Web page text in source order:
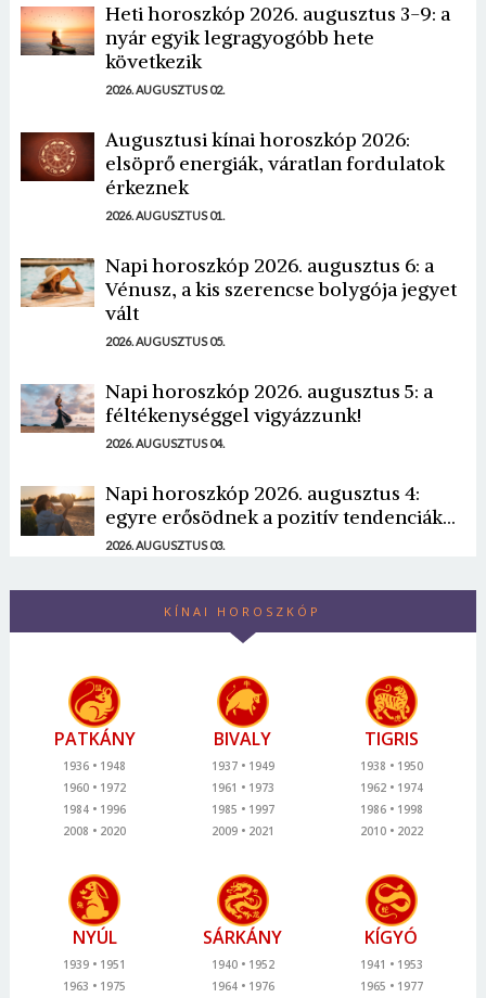
Heti horoszkóp 2026. augusztus 3-9: a
nyár egyik legragyogóbb hete
következik
2026. AUGUSZTUS 02.
Augusztusi kínai horoszkóp 2026:
elsöprő energiák, váratlan fordulatok
érkeznek
2026. AUGUSZTUS 01.
Napi horoszkóp 2026. augusztus 6: a
Vénusz, a kis szerencse bolygója jegyet
vált
2026. AUGUSZTUS 05.
Napi horoszkóp 2026. augusztus 5: a
féltékenységgel vigyázzunk!
2026. AUGUSZTUS 04.
Napi horoszkóp 2026. augusztus 4:
egyre erősödnek a pozitív tendenciák...
2026. AUGUSZTUS 03.
KÍNAI HOROSZKÓP
PATKÁNY
1936
1948
1960
1972
1984
1996
2008
2020
BIVALY
1937
1949
1961
1973
1985
1997
2009
2021
TIGRIS
1938
1950
1962
1974
1986
1998
2010
2022
NYÚL
1939
1951
1963
1975
SÁRKÁNY
1940
1952
1964
1976
KÍGYÓ
1941
1953
1965
1977